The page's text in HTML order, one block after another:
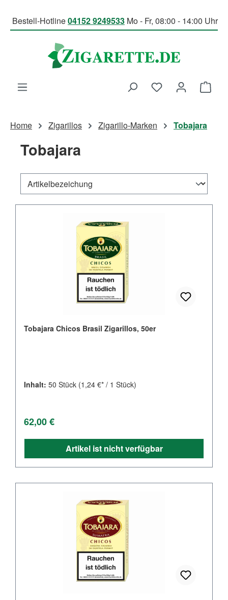
Bestell-Hotline04152 9249533 Mo - Fr, 08:00 - 14:00 Uhr
Du hast 0
Home Zigarillos Zigarillo-Marken Tobajara
Tobajara
Tobajara Chicos Brasil Zigarillos, 50er
Inhalt: 50 Stück (1,24 €* / 1 Stück)
Regulärer Preis:
62,00 €
Artikel ist nicht verfügbar